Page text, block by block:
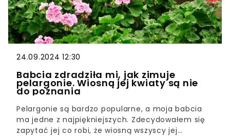
24.09.2024 12:30
Babcia zdradziła mi, jak zimuje
pelargonie. Wiosną jej kwiaty są nie
do poznania
Pelargonie są bardzo popularne, a moja babcia
ma jedne z najpiękniejszych. Zdecydowałem się
zapytać jej co robi, że wiosną wszyscy jej